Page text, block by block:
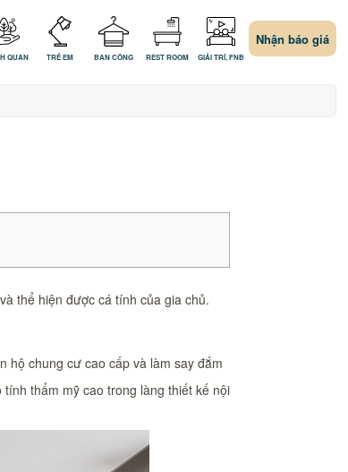
QUAN TRẺ EM BAN CÔNG REST ROOM GIẢI TRÍ, FNB
Nhận báo giá
thể hiện được cá tính của gia chủ.
hộ chung cư cao cấp và làm say đắm
thẩm mỹ cao trong làng thiết kế nội